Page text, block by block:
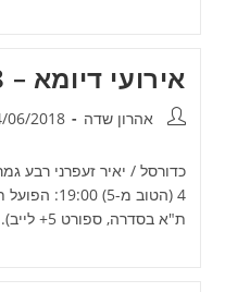
אירועי דיומא – 04.06.2018
מחבר:אהרון שדה פורסם:
06/2018
כדורסל / יאיר זעפרני רבע
ת"א בסדרה, ספורט 5+ לייב). הפועל ת"א…